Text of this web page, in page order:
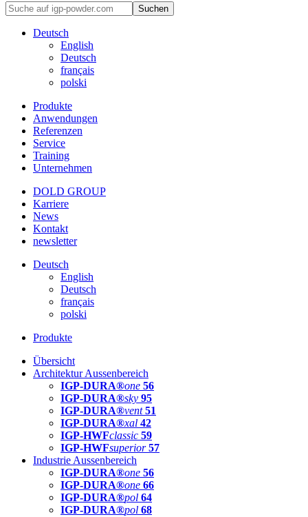
Suchen
Deutsch
English
Deutsch
français
polski
Produkte
Anwendungen
Referenzen
Service
Training
Unternehmen
DOLD GROUP
Karriere
News
Kontakt
newsletter
Deutsch
English
Deutsch
français
polski
Produkte
Übersicht
Architektur Aussenbereich
IGP-DURA®one 56
IGP-DURA®sky 95
IGP-DURA®vent 51
IGP-DURA®xal 42
IGP-HWFclassic 59
IGP-HWFsuperior 57
Industrie Aussenbereich
IGP-DURA®one 56
IGP-DURA®one 66
IGP-DURA®pol 64
IGP-DURA®pol 68